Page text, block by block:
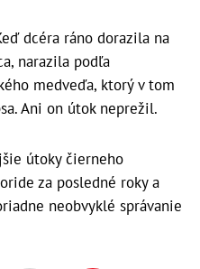
dcéra ráno dorazila na
narazila podľa
medveďa, ktorý v tom
Ani on útok neprežil.
útoky čierneho
za posledné roky a
neobvyklé správanie